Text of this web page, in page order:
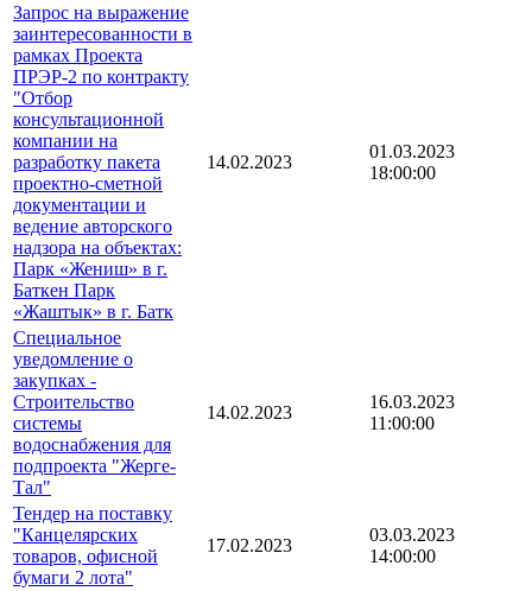
Запрос на выражение
заинтересованности в
рамках Проекта
ПРЭР-2 по контракту
"Отбор
консультационной
компании на
разработку пакета
проектно-сметной
документации и
ведение авторского
надзора на объектах:
Парк «Жениш» в г.
Баткен Парк
«Жаштык» в г. Батк
14.02.2023
01.03.2023
18:00:00
Специальное
уведомление о
закупках -
Строительство
системы
водоснабжения для
подпроекта "Жерге-
Тал"
14.02.2023
16.03.2023
11:00:00
Тендер на поставку
"Канцелярских
товаров, офисной
бумаги 2 лота"
17.02.2023
03.03.2023
14:00:00